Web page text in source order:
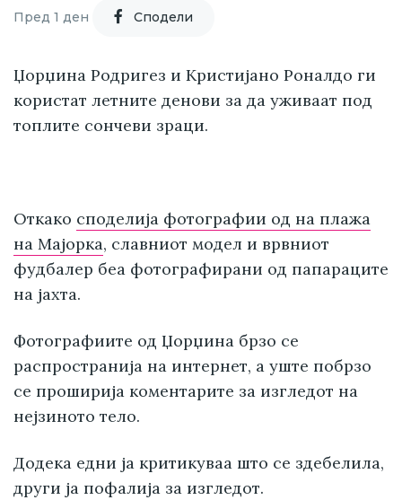
Пред 1 ден Cподели
Џорџина Родригез и Кристијано Роналдо ги
користат летните денови за да уживаат под
топлите сончеви зраци.
Откако споделија фотографии од на плажа
на Мајорка, славниот модел и врвниот
фудбалер беа фотографирани од папараците
на јахта.
Фотографиите од Џорџина брзо се
распространија на интернет, а уште побрзо
се проширија коментарите за изгледот на
нејзиното тело.
Додека едни ја критикуваа што се здебелила,
други ја пофалија за изгледот.